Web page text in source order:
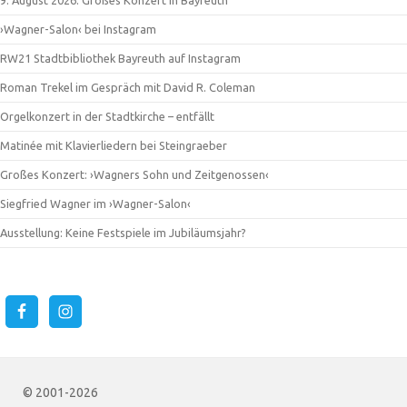
›Wagner-Salon‹ bei Instagram
RW21 Stadtbibliothek Bayreuth auf Instagram
Roman Trekel im Gespräch mit David R. Coleman
Orgelkonzert in der Stadtkirche – entfällt
Matinée mit Klavierliedern bei Steingraeber
Großes Konzert: ›Wagners Sohn und Zeitgenossen‹
Siegfried Wagner im ›Wagner-Salon‹
Ausstellung: Keine Festspiele im Jubiläumsjahr?
© 2001-2026